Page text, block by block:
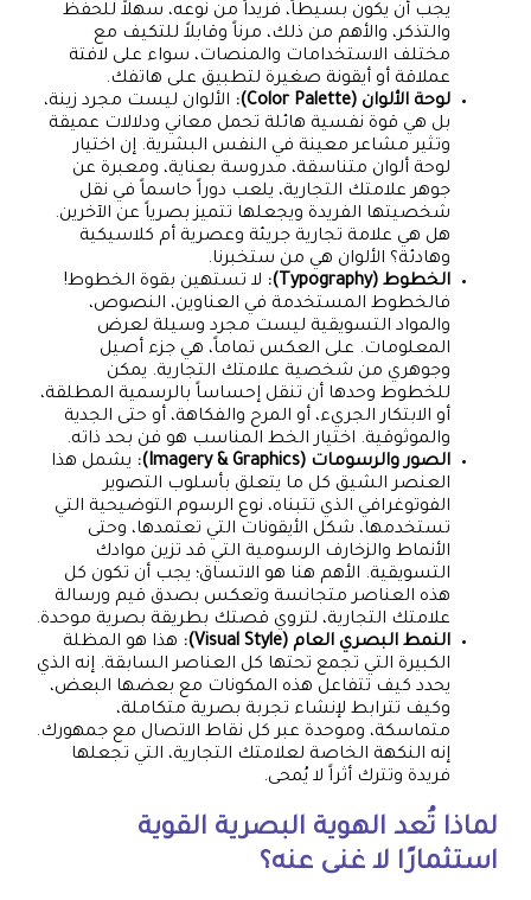
يجب أن يكون بسيطاً، فريداً من نوعه، سهلاً للحفظ
والتذكر، والأهم من ذلك، مرناً وقابلاً للتكيف مع
مختلف الاستخدامات والمنصات، سواء على لافتة
عملاقة أو أيقونة صغيرة لتطبيق على هاتفك.
لوحة الألوان (Color Palette):
الألوان ليست مجرد زينة،
بل هي قوة نفسية هائلة تحمل معاني ودلالات عميقة
وتثير مشاعر معينة في النفس البشرية. إن اختيار
لوحة ألوان متناسقة، مدروسة بعناية، ومعبرة عن
جوهر علامتك التجارية، يلعب دوراً حاسماً في نقل
شخصيتها الفريدة ويجعلها تتميز بصرياً عن الآخرين.
هل هي علامة تجارية جريئة وعصرية أم كلاسيكية
وهادئة؟ الألوان هي من ستخبرنا.
الخطوط (Typography):
لا تستهين بقوة الخطوط!
فالخطوط المستخدمة في العناوين، النصوص،
والمواد التسويقية ليست مجرد وسيلة لعرض
المعلومات. على العكس تماماً، هي جزء أصيل
وجوهري من شخصية علامتك التجارية. يمكن
للخطوط وحدها أن تنقل إحساساً بالرسمية المطلقة،
أو الابتكار الجريء، أو المرح والفكاهة، أو حتى الجدية
والموثوقية. اختيار الخط المناسب هو فن بحد ذاته.
الصور والرسومات (Imagery & Graphics):
يشمل هذا
العنصر الشيق كل ما يتعلق بأسلوب التصوير
الفوتوغرافي الذي تتبناه، نوع الرسوم التوضيحية التي
تستخدمها، شكل الأيقونات التي تعتمدها، وحتى
الأنماط والزخارف الرسومية التي قد تزين موادك
التسويقية. الأهم هنا هو الاتساق؛ يجب أن تكون كل
هذه العناصر متجانسة وتعكس بصدق قيم ورسالة
علامتك التجارية، لتروي قصتك بطريقة بصرية موحدة.
النمط البصري العام (Visual Style):
هذا هو المظلة
الكبيرة التي تجمع تحتها كل العناصر السابقة. إنه الذي
يحدد كيف تتفاعل هذه المكونات مع بعضها البعض،
وكيف تترابط لإنشاء تجربة بصرية متكاملة،
متماسكة، وموحدة عبر كل نقاط الاتصال مع جمهورك.
إنه النكهة الخاصة لعلامتك التجارية، التي تجعلها
فريدة وتترك أثراً لا يُمحى.
لماذا تُعد الهوية البصرية القوية
استثمارًا لا غنى عنه؟